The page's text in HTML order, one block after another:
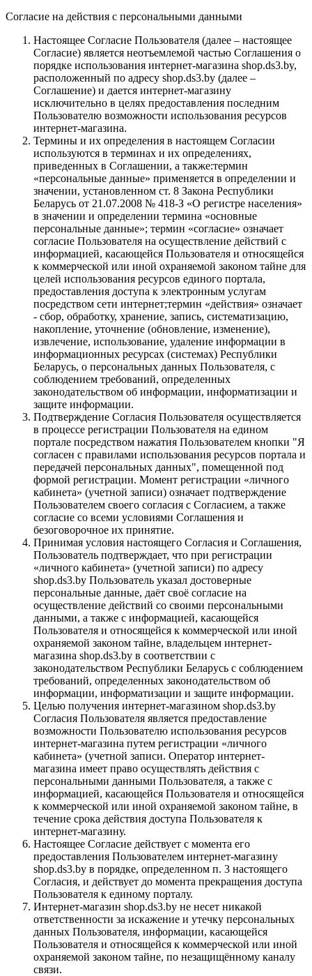
Согласие на действия с персональными данными
Настоящее Согласие Пользователя (далее – настоящее
Согласие) является неотъемлемой частью Соглашения о
порядке использования интернет-магазина shop.ds3.by,
расположенный по адресу shop.ds3.by (далее –
Соглашение) и дается интернет-магазину
исключительно в целях предоставления последним
Пользователю возможности использования ресурсов
интернет-магазина.
Термины и их определения в настоящем Согласии
используются в терминах и их определениях,
приведенных в Соглашении, а также:термин
«персональные данные» применяется в определении и
значении, установленном ст. 8 Закона Республики
Беларусь от 21.07.2008 № 418-З «О регистре населения»
в значении и определении термина «основные
персональные данные»; термин «согласие» означает
согласие Пользователя на осуществление действий с
информацией, касающейся Пользователя и относящейся
к коммерческой или иной охраняемой законом тайне для
целей использования ресурсов единого портала,
предоставления доступа к электронным услугам
посредством сети интернет;термин «действия» означает
- сбор, обработку, хранение, запись, систематизацию,
накопление, уточнение (обновление, изменение),
извлечение, использование, удаление информации в
информационных ресурсах (системах) Республики
Беларусь, о персональных данных Пользователя, с
соблюдением требований, определенных
законодательством об информации, информатизации и
защите информации.
Подтверждение Согласия Пользователя осуществляется
в процессе регистрации Пользователя на едином
портале посредством нажатия Пользователем кнопки "Я
согласен с правилами использования ресурсов портала и
передачей персональных данных", помещенной под
формой регистрации. Момент регистрации «личного
кабинета» (учетной записи) означает подтверждение
Пользователем своего согласия с Согласием, а также
согласие со всеми условиями Соглашения и
безоговорочное их принятие.
Принимая условия настоящего Согласия и Соглашения,
Пользователь подтверждает, что при регистрации
«личного кабинета» (учетной записи) по адресу
shop.ds3.by Пользователь указал достоверные
персональные данные, даёт своё согласие на
осуществление действий со своими персональными
данными, а также с информацией, касающейся
Пользователя и относящейся к коммерческой или иной
охраняемой законом тайне, владельцем интернет-
магазина shop.ds3.by в соответствии с
законодательством Республики Беларусь с соблюдением
требований, определенных законодательством об
информации, информатизации и защите информации.
Целью получения интернет-магазином shop.ds3.by
Согласия Пользователя является предоставление
возможности Пользователю использования ресурсов
интернет-магазина путем регистрации «личного
кабинета» (учетной записи. Оператор интернет-
магазина имеет право осуществлять действия с
персональными данными Пользователя, а также с
информацией, касающейся Пользователя и относящейся
к коммерческой или иной охраняемой законом тайне, в
течение срока действия доступа Пользователя к
интернет-магазину.
Настоящее Согласие действует с момента его
предоставления Пользователем интернет-магазину
shop.ds3.by в порядке, определенном п. 3 настоящего
Согласия, и действует до момента прекращения доступа
Пользователя к единому порталу.
Интернет-магазин shop.ds3.by не несет никакой
ответственности за искажение и утечку персональных
данных Пользователя, информации, касающейся
Пользователя и относящейся к коммерческой или иной
охраняемой законом тайне, по незащищённому каналу
связи.